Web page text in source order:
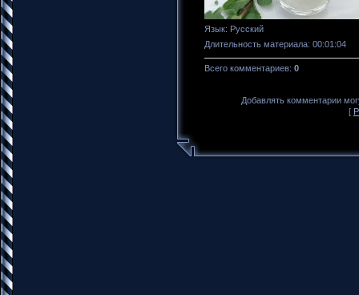
Язык: Русский
Длительность материала: 00:01:04
Всего комментариев: 0
Добавлять комментарии
[